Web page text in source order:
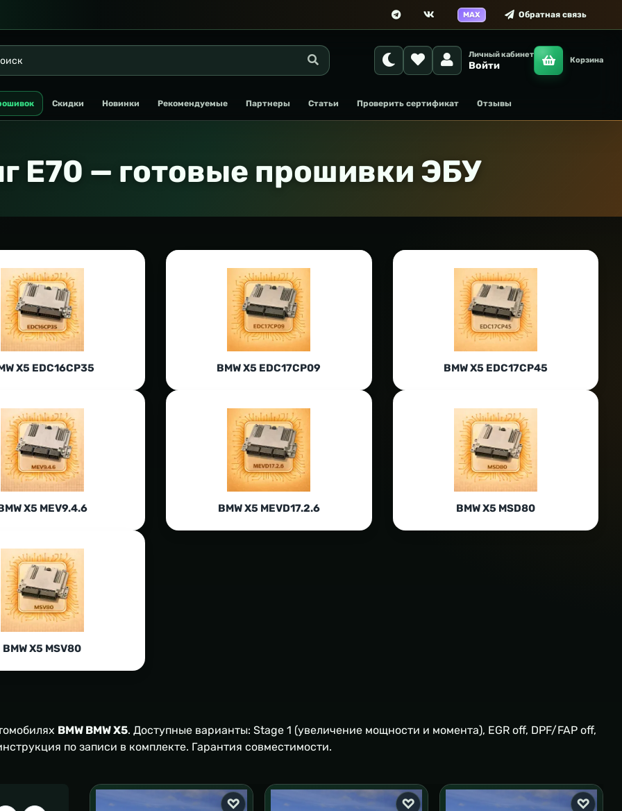
MAX Обратная связь
Личный кабинет
Войти Корзина
Скидки Новинки Рекомендуемые Партнеры Статьи Проверить сертификат Отзывы
E70 — готовые прошивки ЭБУ
X5 EDC16CP35 BMW X5 EDC17CP09 BMW X5 EDC17CP45
X5 MEV9.4.6 BMW X5 MEVD17.2.6 BMW X5 MSD80
BMW X5 MSV80
BMW BMW X5. Доступные варианты: Stage 1 (увеличение мощности и момента), EGR off, DPF/FAP off,
по записи в комплекте. Гарантия совместимости.